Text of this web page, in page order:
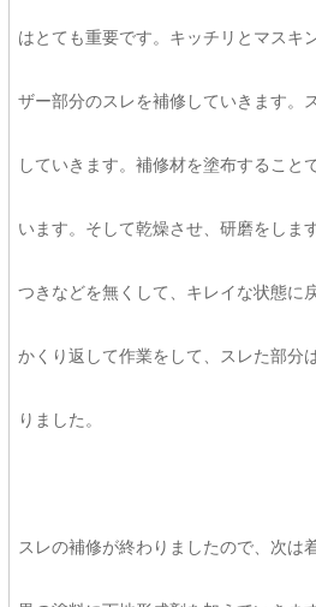
はとても重要です。キッチリとマスキ
ザー部分のスレを補修していきます。
していきます。補修材を塗布すること
います。そして乾燥させ、研磨をしま
つきなどを無くして、キレイな状態に
かくり返して作業をして、スレた部分
りました。
スレの補修が終わりましたので、次は